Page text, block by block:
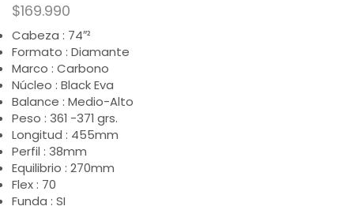
$169.990
Cabeza : 74″²
Formato : Diamante
Marco : Carbono
Núcleo : Black Eva
Balance : Medio-Alto
Peso : 361 -371 grs.
Longitud : 455mm
Perfil : 38mm
Equilibrio : 270mm
Flex : 70
Funda : SI